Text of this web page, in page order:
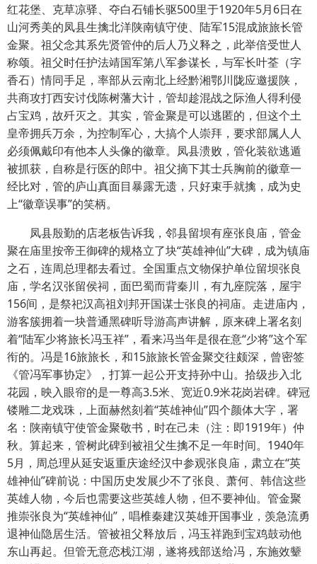
红花堡、克草凉驿、夺白石铺长驱500里于1920年5月6日在
山河秀美的凤县生擒北洋陕南镇守使、陆军15混成旅旅长管
金聚。祖父念其系先贤管仲的后人乃义释之，此举倍受世人
称颂。祖父时任护法靖国军第八军参谋长，与军长叶荃（字
香石）情同手足，率部从云南北上经黔湘鄂川陇应邀援陕，
共商攻打西安讨伐陈树藩大计，管却趁混战之际渔人得利侵
占宝鸡，故歼灭之。其实，管金聚是可以逃匿的，但这个土
皇帝拥兵万余，为控制军心，大搞个人崇拜，要求部属人人
必须佩戴印有他本人头像的徽章。凤县溃败，管化装欲逃遁
被抓获，自称是行医的郎中。祖父摘下其士兵胸前的徽章一
经比对，管的庐山真面目暴露无遗，只好束手就擒，成为史
上“徽章误事”的笑柄。
凤县殷勤的店老板告诉我，邻县留坝有座张良庙，管金
聚在庙里按帝王御碑的规格立了块“英雄神仙”大碑，成为镇庙
之石，连周总理都去看过。全国重点文物保护单位留坝张良
庙，学名汉张留侯祠，面巴蜀而背秦川，有九座院落，屋宇
156间，是祭祀汉高祖刘邦开国谋士张良的祠庙。走进庙内，
游客簇拥着一块普通黑碑听导游高声讲解，原来碑上署名刻
着“陆军少将旅长冯玉祥”，看来冯当年是很在意“少将”这个军
衔的。冯是16旅旅长，和15旅旅长管金聚交往颇深，曾密签
《管冯军事协定》，打算一起公开支持孙中山。拾级步入北
花园，映入眼帘的是一尊高3.5米、宽近0.9米花岗岩碑。碑冠
镂雕二龙戏珠，上面赫然刻着“英雄神仙”四个颜体大字，署
名：陕南镇守使管金聚敬书，时在己未（注：即1919年）仲
秋。算起来，管树此碑到被祖父生擒不足一年时间。1940年
5月，周总理从延安返重庆途经汉中参观张良庙，肃立在“英
雄神仙”碑前说：中国历史发展少不了张良、萧何、韩信这些
英雄人物，今后也需要这些英雄人物，但不要神仙。管金聚
推崇张良为“英雄神仙”，唱椎秦建汉英雄开国事业，羡急流勇
退神仙隐居生活。管被祖父释放后，冯玉祥跑到宝鸡鼓动他
东山再起。但管无意恋栈江湖，遂将残部送给冯，东施效颦